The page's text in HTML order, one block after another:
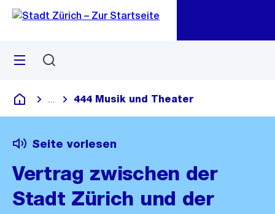
Navigation
Sprunglink
Menü
Deutsch
Blende alle Breadcrumbs ein
444 Musik und Theater
Seite vorlesen
Vertrag zwischen der
Stadt Zürich und der